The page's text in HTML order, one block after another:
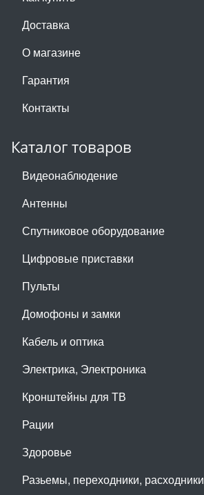
Доставка
О магазине
Гарантия
Контакты
Каталог товаров
Видеонаблюдение
Антенны
Спутниковое оборудование
Цифровые приставки
Пульты
Домофоны и замки
Кабель и оптика
Электрика, Электроника
Кронштейны для ТВ
Рации
Здоровье
Разьемы, переходники, расходники